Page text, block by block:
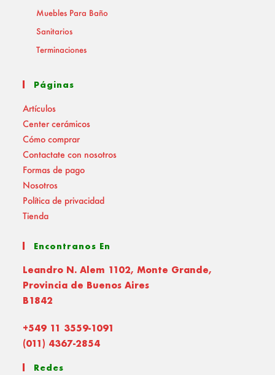
Muebles Para Baño
Sanitarios
Terminaciones
Páginas
Artículos
Center cerámicos
Cómo comprar
Contactate con nosotros
Formas de pago
Nosotros
Política de privacidad
Tienda
Encontranos En
Leandro N. Alem 1102, Monte Grande,
Provincia de Buenos Aires
B1842
+549 11 3559-1091
(011) 4367-2854
Redes